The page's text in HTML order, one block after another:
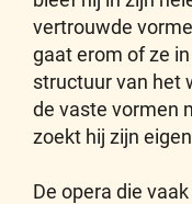
vertrouwde
gaat erom of ze
structuur van het
de vaste vormen
zoekt hij zijn
De opera die